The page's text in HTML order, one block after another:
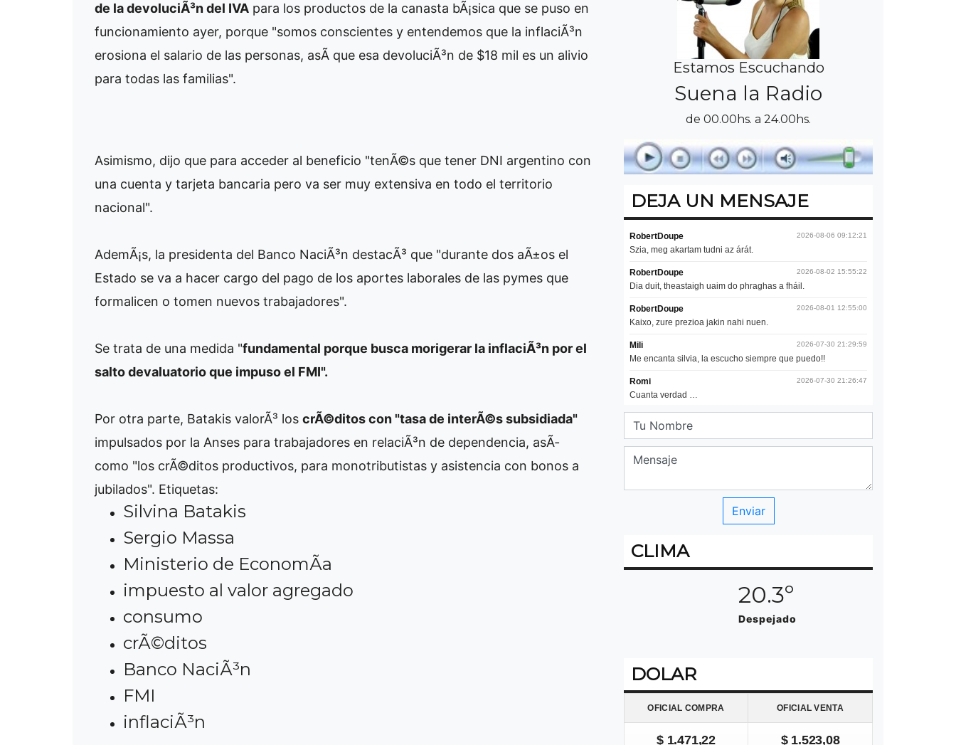
de la devoluciÃ³n del IVA para los productos de la canasta bÃ¡sica que se puso en
funcionamiento ayer, porque "somos conscientes y entendemos que la inflaciÃ³n
erosiona el salario de las personas, asÃ­ que esa devoluciÃ³n de $18 mil es un alivio
para todas las familias".
Asimismo, dijo que para acceder al beneficio "tenÃ©s que tener DNI argentino con
una cuenta y tarjeta bancaria pero va ser muy extensiva en todo el territorio
nacional".
AdemÃ¡s, la presidenta del Banco NaciÃ³n destacÃ³ que "durante dos aÃ±os el
Estado se va a hacer cargo del pago de los aportes laborales de las pymes que
formalicen o tomen nuevos trabajadores".
Se trata de una medida "fundamental porque busca morigerar la inflaciÃ³n por el
salto devaluatorio que impuso el FMI".
Por otra parte, Batakis valorÃ³ los crÃ©ditos con "tasa de interÃ©s subsidiada"
impulsados por la Anses para trabajadores en relaciÃ³n de dependencia, asÃ­
como "los crÃ©ditos productivos, para monotributistas y asistencia con bonos a
jubilados". Etiquetas:
Silvina Batakis
Sergio Massa
Ministerio de EconomÃ­a
impuesto al valor agregado
consumo
crÃ©ditos
Banco NaciÃ³n
FMI
inflaciÃ³n
Estamos Escuchando
Suena la Radio
de 00.00hs. a 24.00hs.
DEJA UN MENSAJE
CLIMA
20.3º
Despejado
DOLAR
OFICIAL COMPRA OFICIAL VENTA
$ 1.471,22 $ 1.523,08